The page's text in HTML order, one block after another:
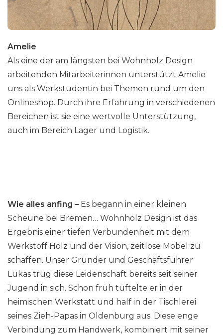
Amelie
Als eine der am längsten bei Wohnholz Design
arbeitenden Mitarbeiterinnen unterstützt Amelie
uns als Werkstudentin bei Themen rund um den
Onlineshop. Durch ihre Erfahrung in verschiedenen
Bereichen ist sie eine wertvolle Unterstützung,
auch im Bereich Lager und Logistik.
Wie alles anfing – Es begann in einer kleinen
Scheune bei Bremen… Wohnholz Design ist das
Ergebnis einer tiefen Verbundenheit mit dem
Werkstoff Holz und der Vision, zeitlose Möbel zu
schaffen. Unser Gründer und Geschäftsführer
Lukas trug diese Leidenschaft bereits seit seiner
Jugend in sich. Schon früh tüftelte er in der
heimischen Werkstatt und half in der Tischlerei
seines Zieh-Papas in Oldenburg aus. Diese enge
Verbindung zum Handwerk, kombiniert mit seiner